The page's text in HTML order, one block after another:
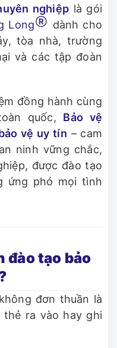
nghiệplà gói
LongⓇ
dành cho
tòa nhà, trường
và các tập đoàn
đồng hành cùng
quốc, Bảo vệ
vệ uy tín – cam
ninh vững chắc,
được đào tạo
ứng phó mọi tình
đào tạo bảo
đơn thuần là
ra vào hay ghi